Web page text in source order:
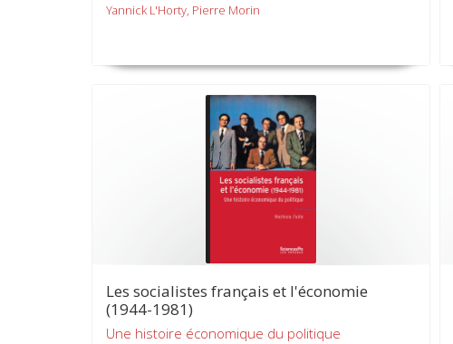
Yannick L'Horty, Pierre Morin
Les socialistes français et l'économie
(1944-1981)
Une histoire économique du politique